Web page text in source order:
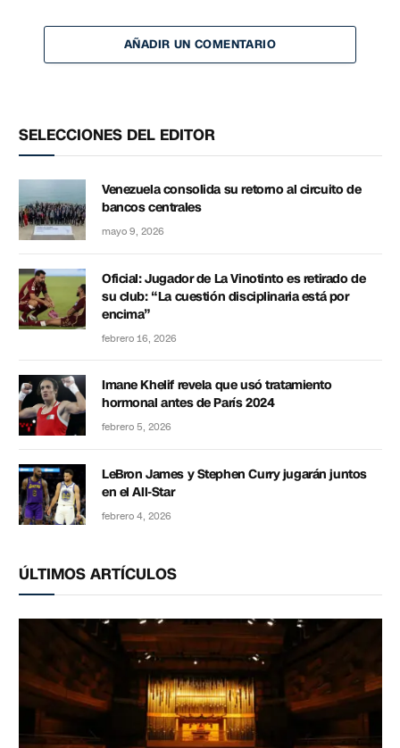
AÑADIR UN COMENTARIO
SELECCIONES DEL EDITOR
Venezuela consolida su retorno al circuito de
bancos centrales
mayo 9, 2026
Oficial: Jugador de La Vinotinto es retirado de
su club: “La cuestión disciplinaria está por
encima”
febrero 16, 2026
Imane Khelif revela que usó tratamiento
hormonal antes de París 2024
febrero 5, 2026
LeBron James y Stephen Curry jugarán juntos
en el All-Star
febrero 4, 2026
ÚLTIMOS ARTÍCULOS